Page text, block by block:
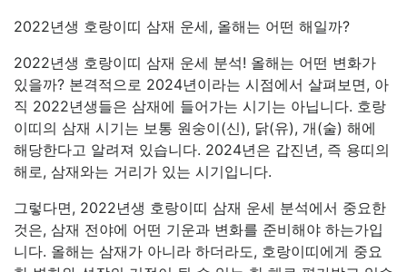
2022년생 호랑이띠 삼재 운세, 올해는 어떤 해일까?
2022년생 호랑이띠 삼재 운세 분석! 올해는 어떤 변화가
있을까? 본격적으로 2024년이라는 시점에서 살펴보면, 아
직 2022년생들은 삼재에 들어가는 시기는 아닙니다. 호랑
이띠의 삼재 시기는 보통 원숭이(신), 닭(유), 개(술) 해에
해당한다고 알려져 있습니다. 2024년은 갑진년, 즉 용띠의
해로, 삼재와는 거리가 있는 시기입니다.
그렇다면, 2022년생 호랑이띠 삼재 운세 분석에서 중요한
것은, 삼재 전야에 어떤 기운과 변화를 준비해야 하는가입
니다. 올해는 삼재가 아니라 하더라도, 호랑이띠에게 중요